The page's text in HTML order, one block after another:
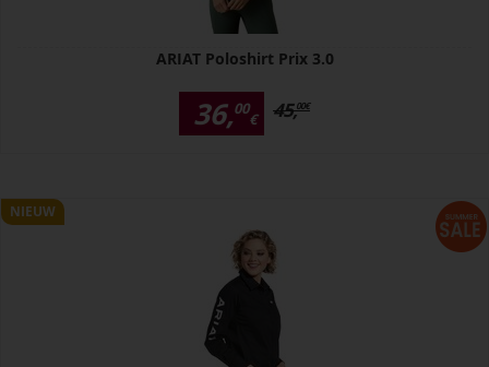
ARIAT Poloshirt Prix 3.0
36,00
€ 45,00€
NIEUW